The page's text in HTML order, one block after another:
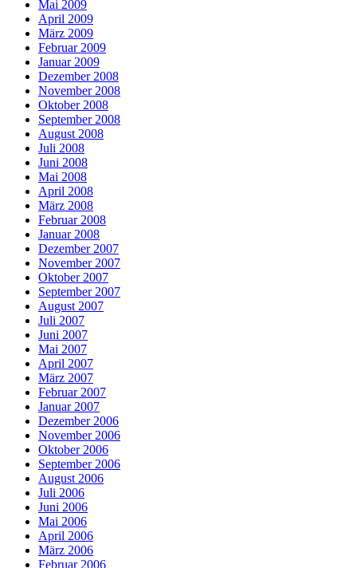
Mai 2009
April 2009
März 2009
Februar 2009
Januar 2009
Dezember 2008
November 2008
Oktober 2008
September 2008
August 2008
Juli 2008
Juni 2008
Mai 2008
April 2008
März 2008
Februar 2008
Januar 2008
Dezember 2007
November 2007
Oktober 2007
September 2007
August 2007
Juli 2007
Juni 2007
Mai 2007
April 2007
März 2007
Februar 2007
Januar 2007
Dezember 2006
November 2006
Oktober 2006
September 2006
August 2006
Juli 2006
Juni 2006
Mai 2006
April 2006
März 2006
Februar 2006